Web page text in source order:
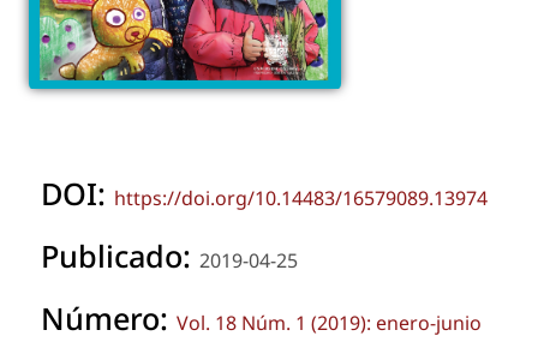
DOI: https://doi.org/10.14483/16579089.13974
Publicado: 2019-04-25
Número: Vol. 18 Núm. 1 (2019): enero-junio